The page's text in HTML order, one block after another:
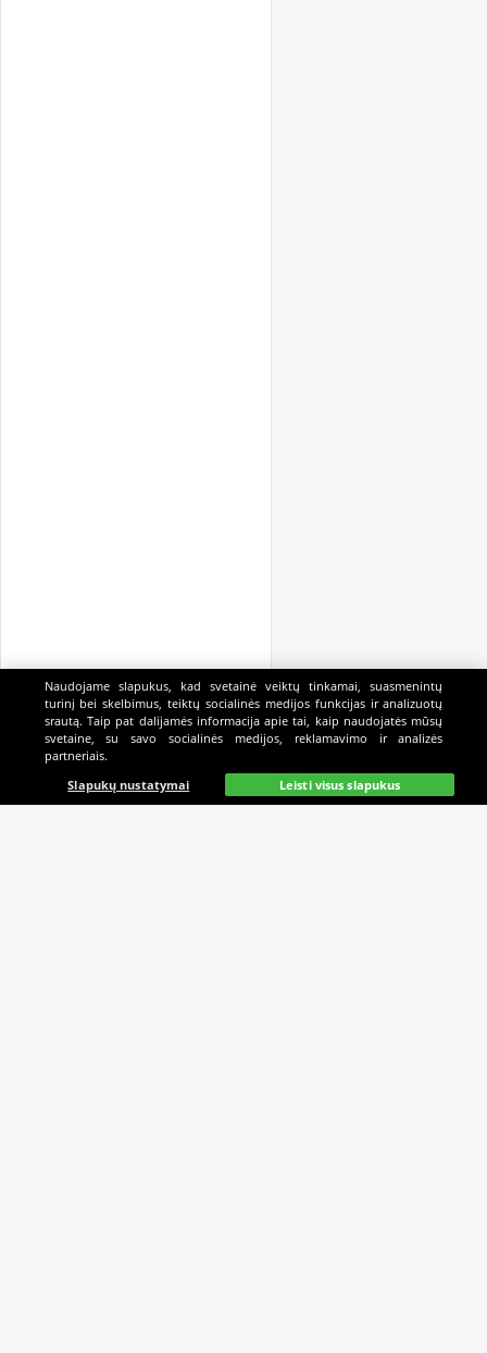
Pagrindinis Gyvai Paieška Mano Kazino
Naudojame slapukus, kad svetainė veiktų tinkamai, suasmenintų
turinį bei skelbimus, teiktų socialinės medijos funkcijas ir analizuotų
srautą. Taip pat dalijamės informacija apie tai, kaip naudojatės mūsų
svetaine, su savo socialinės medijos, reklamavimo ir analizės
partneriais.
Slapukų nustatymai
Leisti visus slapukus